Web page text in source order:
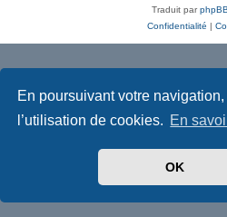
En poursuivant votre
l’utilisation de cookies. En
OK
Traduit par
Confidentialité |